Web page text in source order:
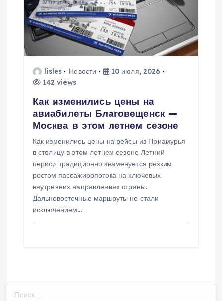
lisles Новости
10 июля, 2026
142 views
Как изменились цены на
авиабилеты Благовещенск —
Москва в этом летнем сезоне
Как изменились цены на рейсы из Приамурья
в столицу в этом летнем сезоне Летний
период традиционно знаменуется резким
ростом пассажиропотока на ключевых
внутренних направлениях страны.
Дальневосточные маршруты не стали
исключением…